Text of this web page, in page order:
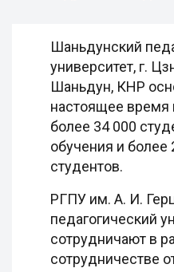
Шаньдунский
университет, г.
Шаньдун, КНР
настоящее время
более 34 000
обучения и более
студентов.
РГПУ им. А. И.
педагогический
сотрудничают в
сотрудничестве